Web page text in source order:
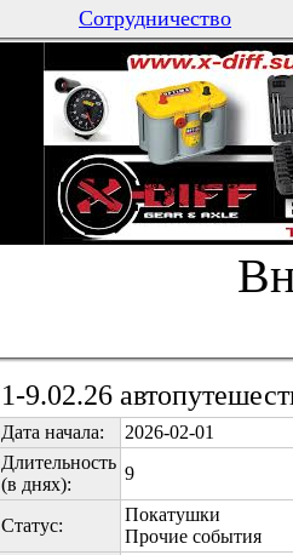
Сотрудничество
1-9.02.26
Дата начала:
2026-02-01
Длительность
(в днях):
9
Статус:
Покатушки
Прочие события